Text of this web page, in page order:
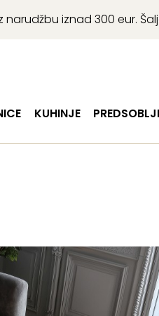
narudžbu iznad 300 eur.
KUHINJE